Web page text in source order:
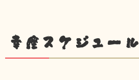
幸座スケジュール